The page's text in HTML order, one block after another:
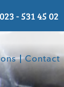
023 - 531 45 02
Contact